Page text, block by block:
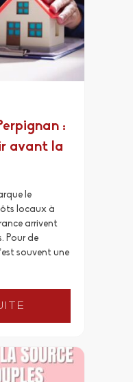
:
avant la
le
locaux à
arrivent
Pour de
souvent une